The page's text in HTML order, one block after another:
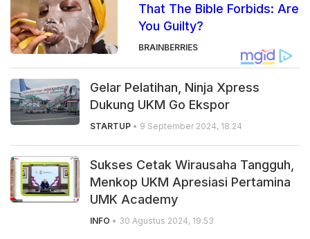
That The Bible Forbids: Are
You Guilty?
BRAINBERRIES
Gelar Pelatihan, Ninja Xpress
Dukung UKM Go Ekspor
STARTUP • 9 September 2024, 18.24
Sukses Cetak Wirausaha Tangguh,
Menkop UKM Apresiasi Pertamina
UMK Academy
INFO • 30 Agustus 2024, 19.53